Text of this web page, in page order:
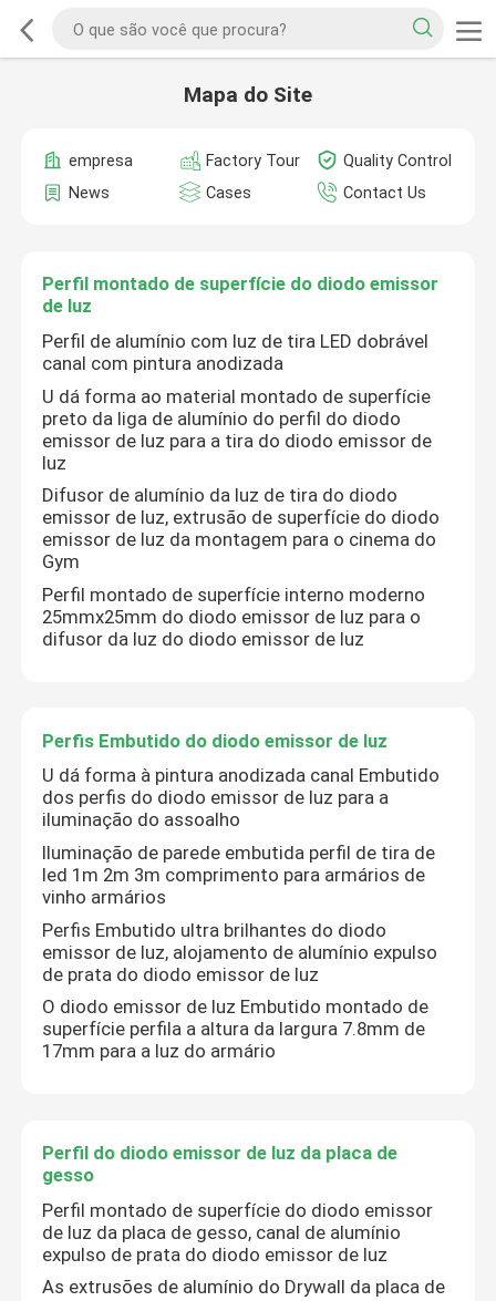
Mapa do Site
empresa Factory Tour
Quality Control
News
Cases Contact Us
Perfil montado de superfície do diodo emissor
de luz
Perfil de alumínio com luz de tira LED dobrável
canal com pintura anodizada
U dá forma ao material montado de superfície
preto da liga de alumínio do perfil do diodo
emissor de luz para a tira do diodo emissor de
luz
Difusor de alumínio da luz de tira do diodo
emissor de luz, extrusão de superfície do diodo
emissor de luz da montagem para o cinema do
Gym
Perfil montado de superfície interno moderno
25mmx25mm do diodo emissor de luz para o
difusor da luz do diodo emissor de luz
Perfis Embutido do diodo emissor de luz
U dá forma à pintura anodizada canal Embutido
dos perfis do diodo emissor de luz para a
iluminação do assoalho
Iluminação de parede embutida perfil de tira de
led 1m 2m 3m comprimento para armários de
vinho armários
Perfis Embutido ultra brilhantes do diodo
emissor de luz, alojamento de alumínio expulso
de prata do diodo emissor de luz
O diodo emissor de luz Embutido montado de
superfície perfila a altura da largura 7.8mm de
17mm para a luz do armário
Perfil do diodo emissor de luz da placa de
gesso
Perfil montado de superfície do diodo emissor
de luz da placa de gesso, canal de alumínio
expulso de prata do diodo emissor de luz
As extrusões de alumínio do Drywall da placa de